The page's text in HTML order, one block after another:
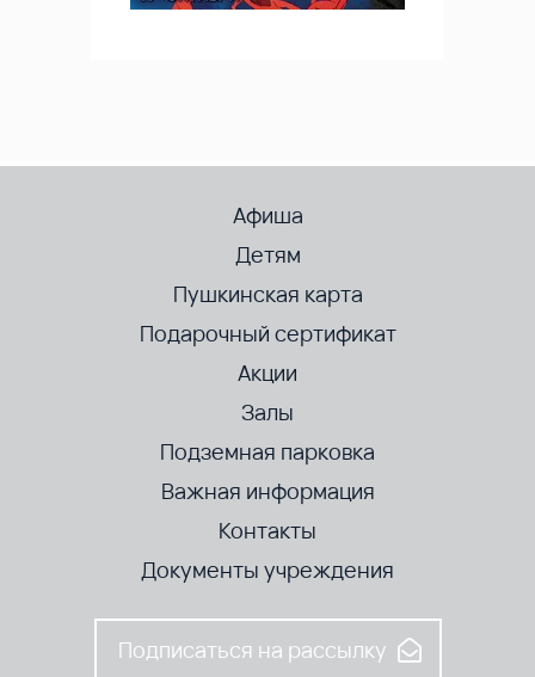
Афиша
Детям
Пушкинская карта
Подарочный сертификат
Акции
Залы
Подземная парковка
Важная информация
Контакты
Документы учреждения
Подписаться на рассылку